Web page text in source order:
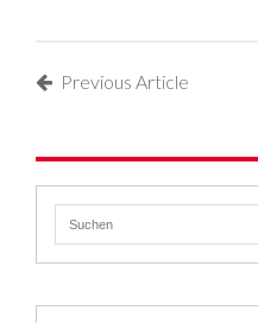
Previous Article